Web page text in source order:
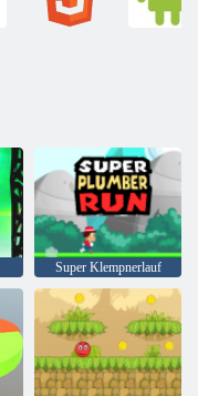
Super Klempnerlauf